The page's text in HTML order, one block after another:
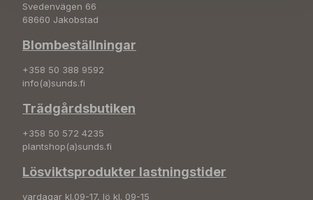
Svedenvägen 66
68660 Jakobstad
Blombeställningar
+358 50 388 9592
info(a)sunds.fi
Trädgårdsbutiken
+358 50 572 4235
plantshop(a)sunds.fi
Lösviktsprodukter lastningstider
vardagar kl.09-17, lö kl. 09-15